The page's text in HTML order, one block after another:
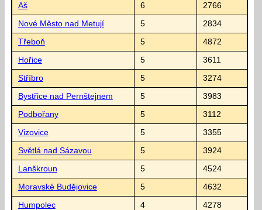
Aš 6 2766
Nové Město nad Metují 5 2834
Třeboň 5 4872
Hořice 5 3611
Stříbro 5 3274
Bystřice nad Pernštejnem 5 3983
Podbořany 5 3112
Vizovice 5 3355
Světlá nad Sázavou 5 3924
Lanškroun 5 4524
Moravské Budějovice 5 4632
Humpolec 4 4278